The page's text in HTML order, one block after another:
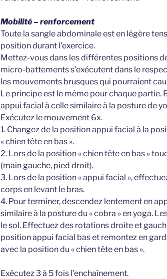
Mobilité – renforcement
Toute la sangle abdominale est en légère
position durant l’exercice.
Mettez-vous dans les différentes positions
micro-battements s’exécutent dans le
les mouvements brusques qui pourraient
Le principe est le même pour chaque partie.
appui facial à celle similaire à la posture de
Exécutez le mouvement 6x.
1. Changez de la position appui facial à la
« chien tête en bas ».
2. Lors de la position « chien tête en bas »
(main gauche, pied droit).
3. Lors de la position « appui facial »,
corps en levant le bras.
4. Pour terminer, descendez lentement en
similaire à la posture du « cobra » en yoga.
le sol. Effectuez des rotations droite et
position appui facial bas et remontez en
avec la position du « chien tête en bas ».
Exécutez 3 à 5 fois l’enchaînement.